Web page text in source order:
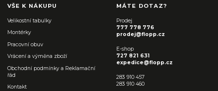
VŠE K NÁKUPU
Velikostní tabulky
Montérky
Pracovní obuv
Vrácení a výměna zboží
Obchodní podmínky a Reklamační
řád
Kontakt
MÁTE DOTAZ?
Prodej
777 778 776
prodej@flopp.cz
E-shop
727 821 631
expedice@flopp.cz
283 910 457
283 910 460